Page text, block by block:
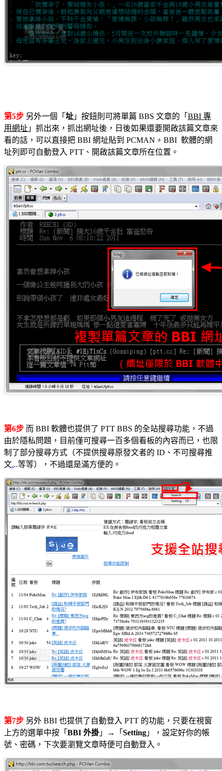
第5步 另外一個「 址 」按鈕則可將單篇 BBS 文章的「 BBI 專
用網址 」抓出來，抓出網址後，日後如果還要開啟該篇文章來
看的話，可以直接把 BBI 網址貼到 PCMAN + BBI 軟體的網
址列即可自動登入 PTT、開啟該篇文章所在位置。
第6步 而 BBI 軟體也提供了 PTT BBS 的全站搜尋功能，不過
由於隱私問題，目前僅可搜尋一百多個看板的內容而已，也限
制了部分搜尋方式（不提供搜尋原發文者的 ID、不可搜尋推
文...等等），不過還是滿方便的。
第7步 另外 BBI 也提供了自動登入 PTT 的功能，只要在視窗
上方的選單中按「 BBI 外掛」→「 Setting 」，設定好你的帳
號、密碼，下次要瀏覽文章時便可自動登入。